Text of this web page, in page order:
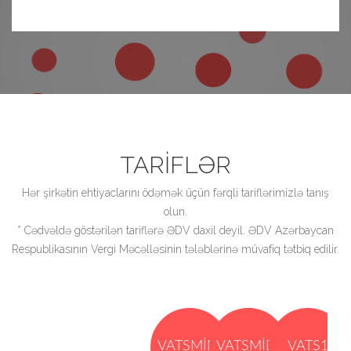
TARIFLƏR
Hər şirkətin ehtiyaclarını ödəmək üçün fərqli tariflərimizlə tanış
olun.
* Cədvəldə göstərilən tariflərə ƏDV daxil deyil. ƏDV Azərbaycan
Respublikasının Vergi Məcəlləsinin tələblərinə müvafiq tətbiq edilir.
VATSMINIVATSMIDI VATS1